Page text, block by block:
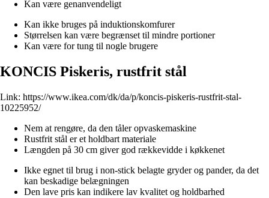
Kan være genanvendeligt
Kan ikke bruges på induktionskomfurer
Størrelsen kan være begrænset til mindre portioner
Kan være for tung til nogle brugere
KONCIS Piskeris, rustfrit stål
Link: https://www.ikea.com/dk/da/p/koncis-piskeris-rustfrit-stal-
10225952/
Nem at rengøre, da den tåler opvaskemaskine
Rustfrit stål er et holdbart materiale
Længden på 30 cm giver god rækkevidde i køkkenet
Ikke egnet til brug i non-stick belagte gryder og pander, da det
kan beskadige belægningen
Den lave pris kan indikere lav kvalitet og holdbarhed